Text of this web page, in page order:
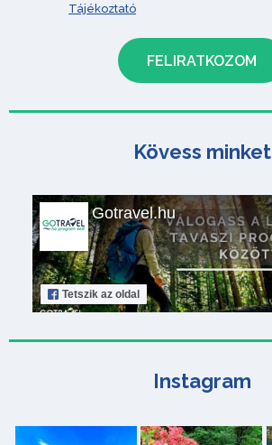
Tájékoztató
Kövess minket
Gotravel.hu
Tetszik az oldal
Instagram